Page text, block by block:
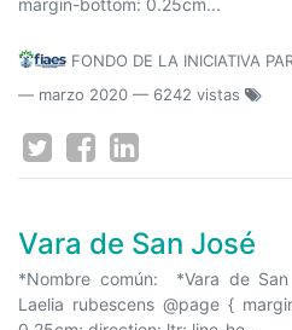
margin-bottom: 0.25cm...
FONDO DE LA INICIATIVA
— marzo 2020 — 6242 vistas
Vara de San José
*Nombre común: *Vara de
Laelia rubescens @page {